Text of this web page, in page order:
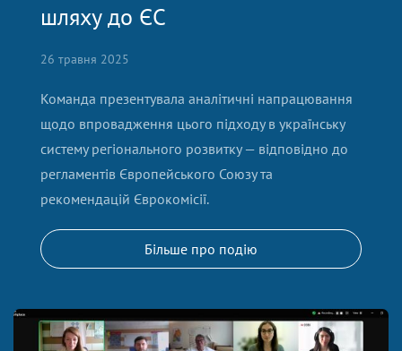
шляху до ЄС
26 травня 2025
Команда презентувала аналітичні напрацювання
щодо впровадження цього підходу в українську
систему регіонального розвитку — відповідно до
регламентів Європейського Союзу та
рекомендацій Єврокомісії.
Більше про подію